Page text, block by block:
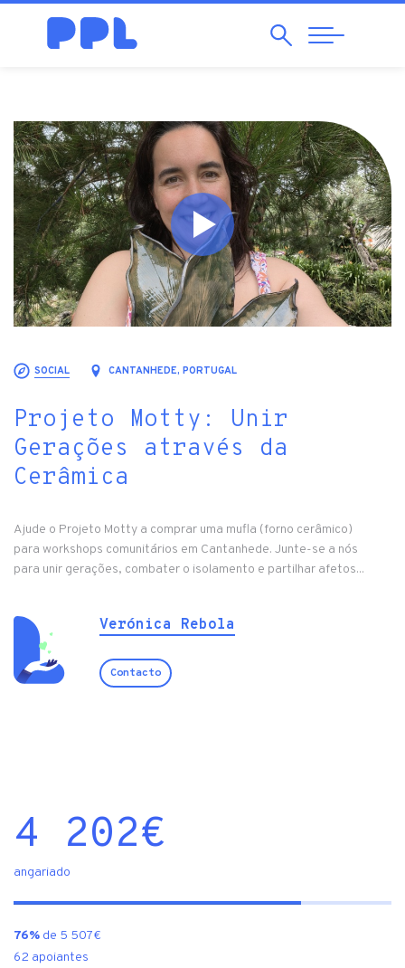
Pesquisar
Abrir
Navegação
SOCIAL CANTANHEDE, PORTUGAL
Projeto Motty: Unir
Gerações através da
Cerâmica
Ajude o Projeto Motty a comprar uma mufla (forno cerâmico)
para workshops comunitários em Cantanhede. Junte-se a nós
para unir gerações, combater o isolamento e partilhar afetos...
Verónica Rebola
Contacto
4 202€
angariado
76% de 5 507€
62 apoiantes